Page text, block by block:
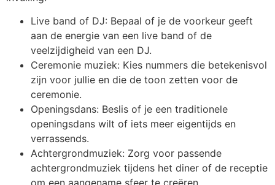
Live band of DJ: Bepaal of je de voorkeur geeft
aan de energie van een live band of de
veelzijdigheid van een DJ.
Ceremonie muziek: Kies nummers die betekenisvol
zijn voor jullie en die de toon zetten voor de
ceremonie.
Openingsdans: Beslis of je een traditionele
openingsdans wilt of iets meer eigentijds en
verrassends.
Achtergrondmuziek: Zorg voor passende
achtergrondmuziek tijdens het diner of de receptie